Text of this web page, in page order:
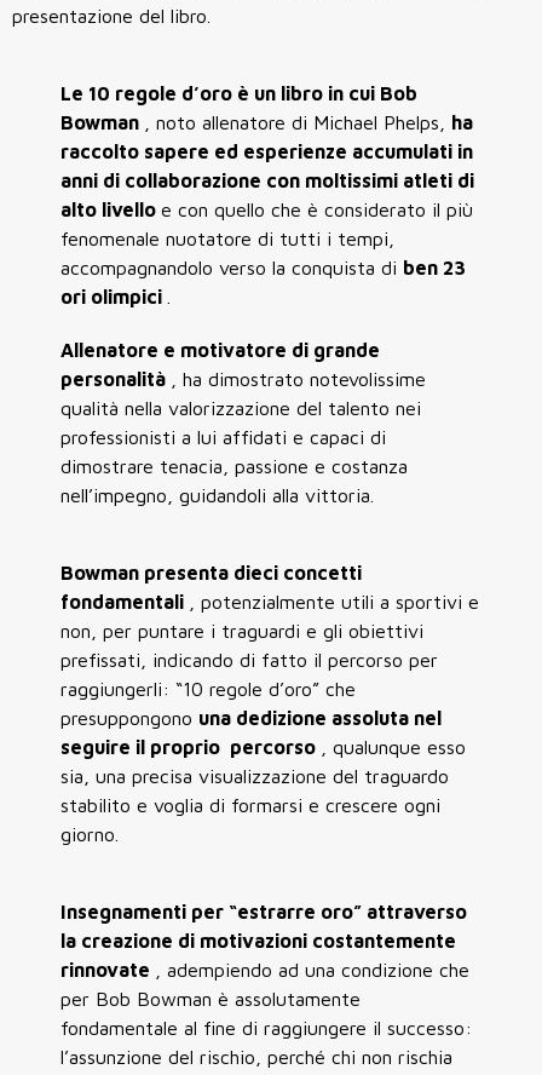
presentazione del libro.
Le 10 regole d’oro è un libro in cui Bob
Bowman
, noto allenatore di Michael Phelps,
ha
raccolto sapere ed esperienze accumulati in
anni di collaborazione con moltissimi atleti di
alto livello e con quello che è considerato il più
fenomenale nuotatore di tutti i tempi,
accompagnandolo verso la conquista di ben 23
ori olimpici
Allenatore e motivatore di grande
personalità
, ha dimostrato notevolissime
qualità nella valorizzazione del talento nei
professionisti a lui affidati e capaci di
dimostrare tenacia, passione e costanza
nell’impegno, guidandoli alla vittoria.
Bowman presenta dieci concetti
fondamentali
, potenzialmente utili a sportivi e
non, per puntare i traguardi e gli obiettivi
prefissati, indicando di fatto il percorso per
raggiungerli: “10 regole d’oro” che
presuppongono una dedizione assoluta nel
seguire il proprio percorso
, qualunque esso
sia, una precisa visualizzazione del traguardo
stabilito e voglia di formarsi e crescere ogni
giorno.
Insegnamenti per “estrarre oro” attraverso
la creazione di motivazioni costantemente
rinnovate
, adempiendo ad una condizione che
per Bob Bowman è assolutamente
fondamentale al fine di raggiungere il successo:
l’assunzione del rischio, perché chi non rischia